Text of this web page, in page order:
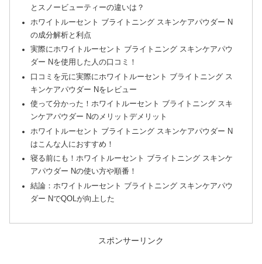
とスノービューティーの違いは？
ホワイトルーセント ブライトニング スキンケアパウダー N
の成分解析と利点
実際にホワイトルーセント ブライトニング スキンケアパウ
ダー Nを使用した人の口コミ！
口コミを元に実際にホワイトルーセント ブライトニング ス
キンケアパウダー Nをレビュー
使って分かった！ホワイトルーセント ブライトニング スキ
ンケアパウダー Nのメリットデメリット
ホワイトルーセント ブライトニング スキンケアパウダー N
はこんな人におすすめ！
寝る前にも！ホワイトルーセント ブライトニング スキンケ
アパウダー Nの使い方や順番！
結論：ホワイトルーセント ブライトニング スキンケアパウ
ダー NでQOLが向上した
スポンサーリンク